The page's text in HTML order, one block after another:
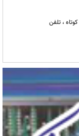
، تلفن